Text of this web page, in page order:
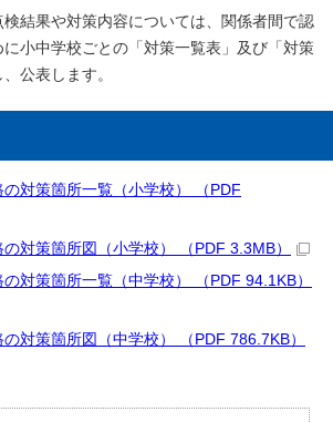
結果や対策内容については、関係者間で認
小中学校ごとの「対策一覧表」及び「対策
公表します。
対策箇所一覧（小学校） （PDF
対策箇所図（小学校） （PDF 3.3MB）
対策箇所一覧（中学校） （PDF 94.1KB）
対策箇所図（中学校） （PDF 786.7KB）